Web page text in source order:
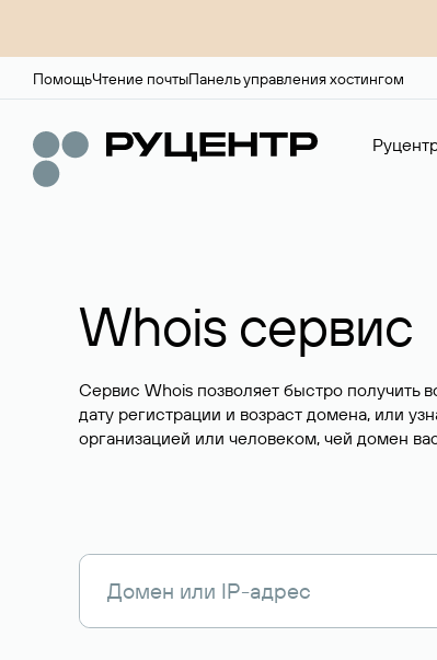
ПомощьЧтение почтыПанель управления хостингом
Whois сервис
Сервис Whois позволяет быстро
дату регистрации и возраст домена, или
организацией или человеком, чей домен